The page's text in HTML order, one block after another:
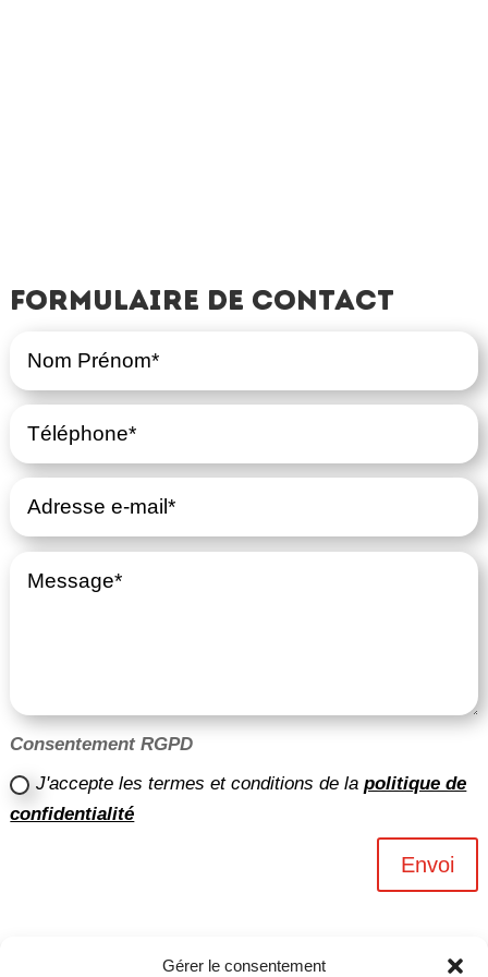
Gérer le consentement
Formulaire de contact
Consentement RGPD
J'accepte les termes et conditions de lapolitique de
confidentialité
Envoi